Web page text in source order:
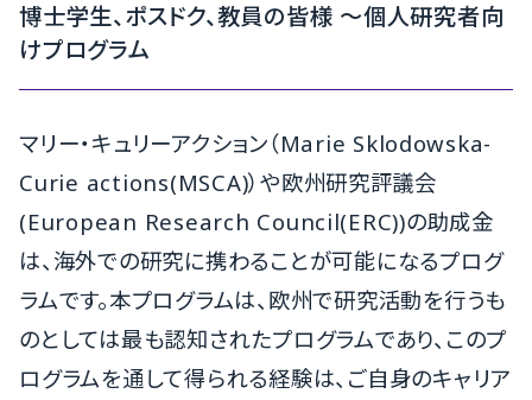
博士学生、ポスドク、教員の皆様 ～個人研究者向
けプログラム
マリー・キュリーアクション（Marie Sklodowska-
Curie actions(MSCA)）や欧州研究評議会
(European Research Council(ERC))の助成金
は、海外での研究に携わることが可能になるプログ
ラムです。本プログラムは、欧州で研究活動を行うも
のとしては最も認知されたプログラムであり、このプ
ログラムを通して得られる経験は、ご自身のキャリア